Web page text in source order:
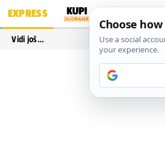
EXPRESS
Vidi još…